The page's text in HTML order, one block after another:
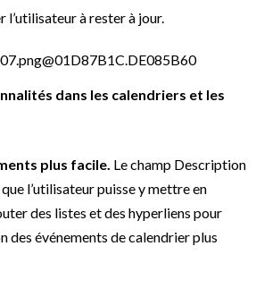
l’utilisateur à rester à jour.
dans les calendriers et les
plus facile. Le champ Description
l’utilisateur puisse y mettre en
des listes et des hyperliens pour
des événements de calendrier plus